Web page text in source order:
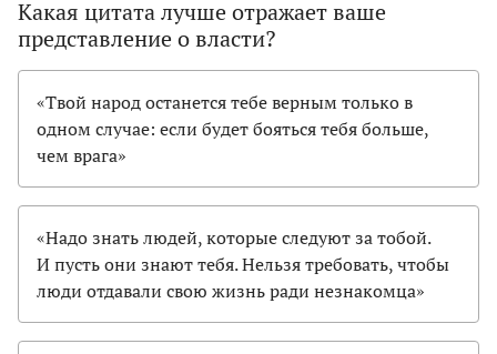
Какая цитата лучше отражает ваше
представление о власти?
«Твой народ останется тебе верным только в
одном случае: если будет бояться тебя больше,
чем врага»
«Надо знать людей, которые следуют за тобой.
И пусть они знают тебя. Нельзя требовать, чтобы
люди отдавали свою жизнь ради незнакомца»